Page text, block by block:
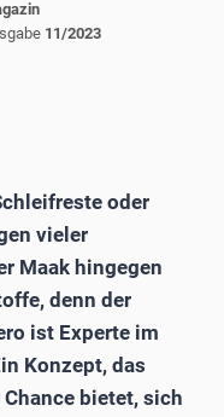
11/2023
oder
vieler
Maak hingegen
denn der
ist Experte im
Konzept, das
bietet, sich